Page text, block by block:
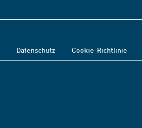
Datenschutz Cookie-Richtlinie